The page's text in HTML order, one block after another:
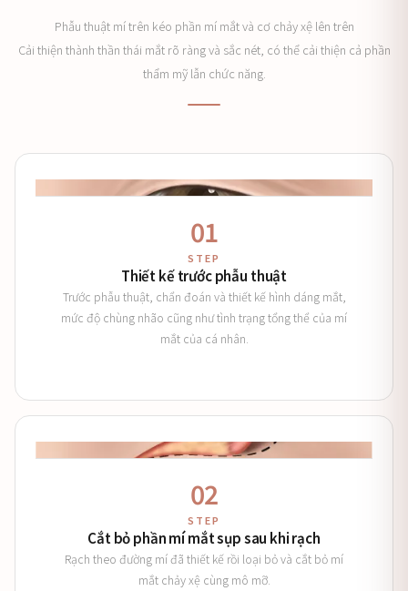
Phẫu thuật mí trên kéo phần mí mắt và cơ chảy xệ lên trên
Cải thiện thành thần thái mắt rõ ràng và sắc nét, có thể cải thiện cả phần
thẩm mỹ lẫn chức năng.
01
STEP
Thiết kế trước phẫu thuật
Trước phẫu thuật, chẩn đoán và thiết kế hình dáng mắt,
mức độ chùng nhão cũng như tình trạng tổng thể của mí
mắt của cá nhân.
02
STEP
Cắt bỏ phần mí mắt sụp sau khi rạch
Rạch theo đường mí đã thiết kế rồi loại bỏ và cắt bỏ mí
mắt chảy xệ cùng mô mỡ.